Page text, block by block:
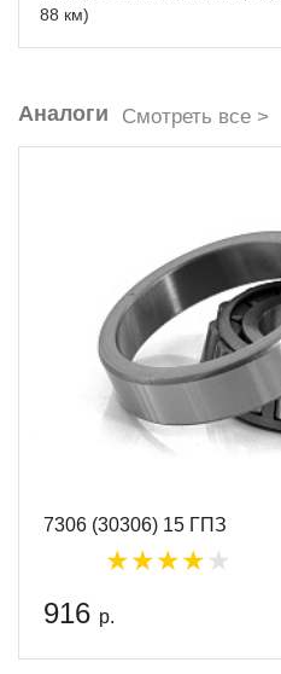
88 км)
Аналоги Смотреть все >
7306 (30306) 15 ГПЗ
916 р.